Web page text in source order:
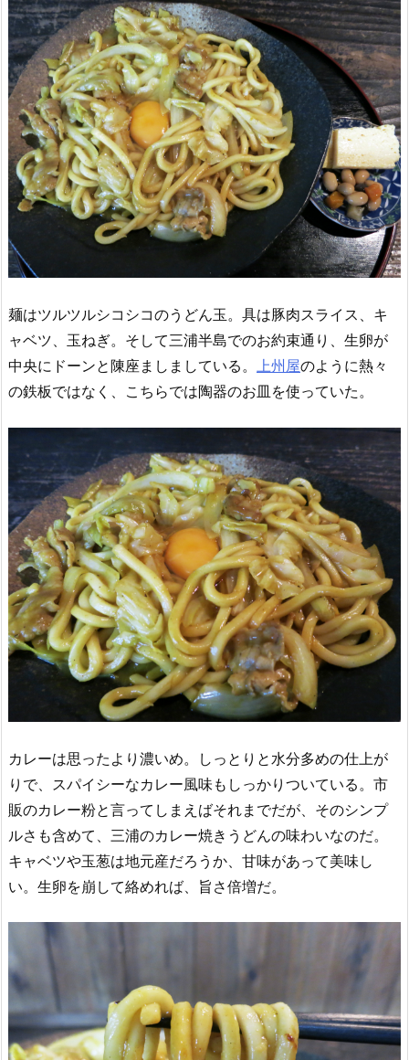
麺はツルツルシコシコのうどん玉。具は豚肉スライス、キ
ャベツ、玉ねぎ。そして三浦半島でのお約束通り、生卵が
中央にドーンと陳座ましましている。
上州屋のように熱々
の鉄板ではなく、こちらでは陶器のお皿を使っていた。
カレーは思ったより濃いめ。しっとりと水分多めの仕上が
りで、スパイシーなカレー風味もしっかりついている。市
販のカレー粉と言ってしまえばそれまでだが、そのシンプ
ルさも含めて、三浦のカレー焼きうどんの味わいなのだ。
キャベツや玉葱は地元産だろうか、甘味があって美味し
い。生卵を崩して絡めれば、旨さ倍増だ。